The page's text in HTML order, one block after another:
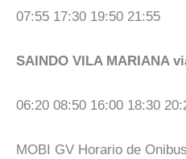
07:55 17:30 19:50 21:55
SAINDO VILA MARIANA
06:20 08:50 16:00 18:30
MOBI GV Horario de